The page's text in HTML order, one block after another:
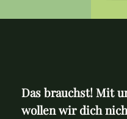
Das brauchst! Mit
wollen wir dich